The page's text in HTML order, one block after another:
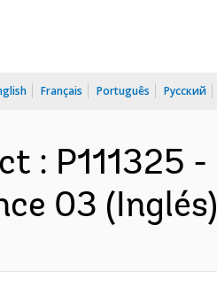
Français Português Русский
: P111325 -
03 (Inglés)